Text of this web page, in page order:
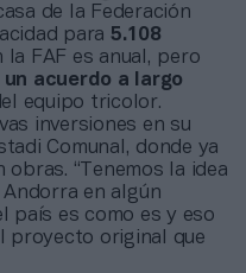
de la Federación
para 5.108
la FAF es anual, pero
acuerdo a largo
equipo tricolor.
inversiones en su
Comunal, donde ya
obras. “Tenemos la idea
en algún
país es como es y eso
proyecto original que